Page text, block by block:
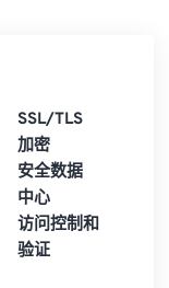
SSL/TLS
加密
安全数据
中心
访问控制和
验证